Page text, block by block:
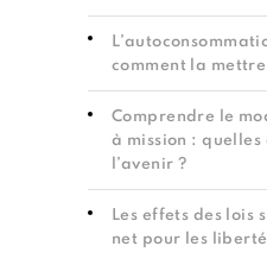
comment la
Comprendre le
à mission :
l’avenir ?
Les effets des lois
net pour les